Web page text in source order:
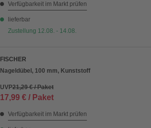
Verfügbarkeit im Markt prüfen
lieferbar
Zustellung 12.08. - 14.08.
FISCHER
Nageldübel, 100 mm, Kunststoff
UVP21,29 € / Paket
17,99 € / Paket
Verfügbarkeit im Markt prüfen